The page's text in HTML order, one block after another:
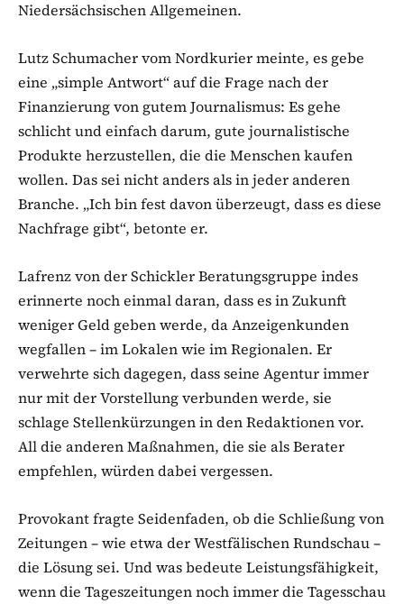
Niedersächsischen Allgemeinen.
Lutz Schumacher vom Nordkurier meinte, es gebe
eine „simple Antwort“ auf die Frage nach der
Finanzierung von gutem Journalismus: Es gehe
schlicht und einfach darum, gute journalistische
Produkte herzustellen, die die Menschen kaufen
wollen. Das sei nicht anders als in jeder anderen
Branche. „Ich bin fest davon überzeugt, dass es diese
Nachfrage gibt“, betonte er.
Lafrenz von der Schickler Beratungsgruppe indes
erinnerte noch einmal daran, dass es in Zukunft
weniger Geld geben werde, da Anzeigenkunden
wegfallen – im Lokalen wie im Regionalen. Er
verwehrte sich dagegen, dass seine Agentur immer
nur mit der Vorstellung verbunden werde, sie
schlage Stellenkürzungen in den Redaktionen vor.
All die anderen Maßnahmen, die sie als Berater
empfehlen, würden dabei vergessen.
Provokant fragte Seidenfaden, ob die Schließung von
Zeitungen – wie etwa der Westfälischen Rundschau –
die Lösung sei. Und was bedeute Leistungsfähigkeit,
wenn die Tageszeitungen noch immer die Tagesschau